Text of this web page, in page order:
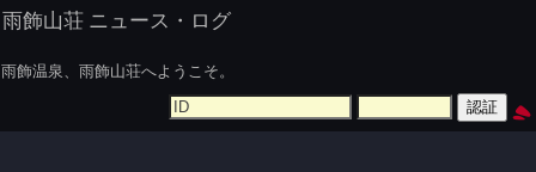
雨飾山荘 ニュース・ログ
雨飾温泉、雨飾山荘へようこそ。